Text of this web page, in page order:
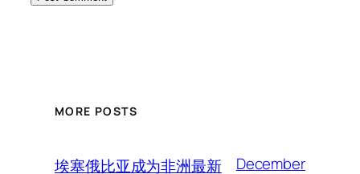
MORE POSTS
埃塞俄比亚成为非洲最新
December